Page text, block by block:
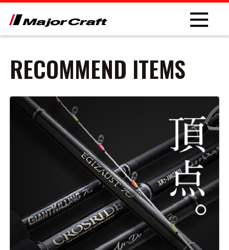
NEW
PRODUCT
OTHER
ONLINE SHOP
RECOMMEND ITEMS